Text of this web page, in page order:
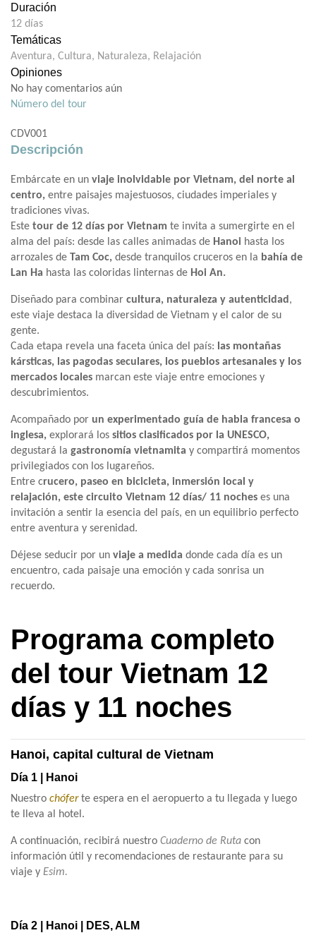
Duración
12 días
Temáticas
Aventura, Cultura, Naturaleza, Relajación
Opiniones
No hay comentarios aún
Número del tour
CDV001
Descripción
Embárcate en un viaje inolvidable por Vietnam, del norte al
centro, entre paisajes majestuosos, ciudades imperiales y
tradiciones vivas.
Este tour de 12 días por Vietnam te invita a sumergirte en el
alma del país: desde las calles animadas de Hanoi hasta los
arrozales de Tam Coc, desde tranquilos cruceros en la bahía de
Lan Ha hasta las coloridas linternas de Hoi An.
Diseñado para combinar cultura, naturaleza y autenticidad ,
este viaje destaca la diversidad de Vietnam y el calor de su
gente.
Cada etapa revela una faceta única del país: las montañas
kársticas, las pagodas seculares, los pueblos artesanales y los
mercados locales marcan este viaje entre emociones y
descubrimientos.
Acompañado por un experimentado guía de habla francesa o
inglesa, explorará los sitios clasificados por la UNESCO,
degustará la gastronomía vietnamita y compartirá momentos
privilegiados con los lugareños.
Entre crucero, paseo en bicicleta, inmersión local y
relajación, este circuito Vietnam 12 días/ 11 noches es una
invitación a sentir la esencia del país, en un equilibrio perfecto
entre aventura y serenidad.
Déjese seducir por un viaje a medida donde cada día es un
encuentro, cada paisaje una emoción y cada sonrisa un
recuerdo.
Programa completo
del tour Vietnam 12
días y 11 noches
Hanoi, capital cultural de Vietnam
Día 1 | Hanoi
Nuestro chóferte espera en el aeropuerto a tu llegada y luego
te lleva al hotel.
A continuación, recibirá nuestro Cuaderno de Ruta con
información útil y recomendaciones de restaurante para su
viaje y Esim.
Día 2 | Hanoi | DES, ALM